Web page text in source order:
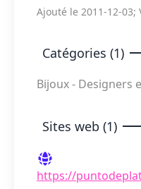
Ajouté le 2011-12-03;
Catégories (1)
Bijoux - Designers
Sites web (1)
https://